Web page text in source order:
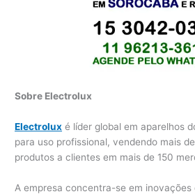
Sobre Electrolux
Electrolux é líder global em aparelhos
para uso profissional, vendendo mais
produtos a clientes em mais de 150
A empresa concentra-se em inovações